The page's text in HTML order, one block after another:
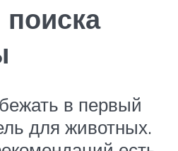
в первый
для животных.